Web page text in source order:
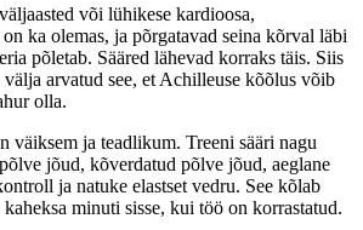
või lühikese kardioosa,
ka olemas, ja põrgatavad seina kõrval läbi
põletab. Sääred lähevad korraks täis. Siis
arvatud see, et Achilleuse kõõlus võib
olla.
väiksem ja teadlikum. Treeni sääri nagu
jõud, kõverdatud põlve jõud, aeglane
ja natuke elastset vedru. See kõlab
minuti sisse, kui töö on korrastatud.